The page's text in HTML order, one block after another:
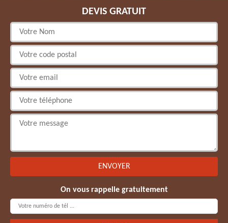
DEVIS GRATUIT
On vous rappelle gratuitement